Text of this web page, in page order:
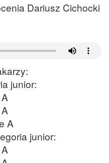
Dariusz Cichocki
junior:
A
junior: